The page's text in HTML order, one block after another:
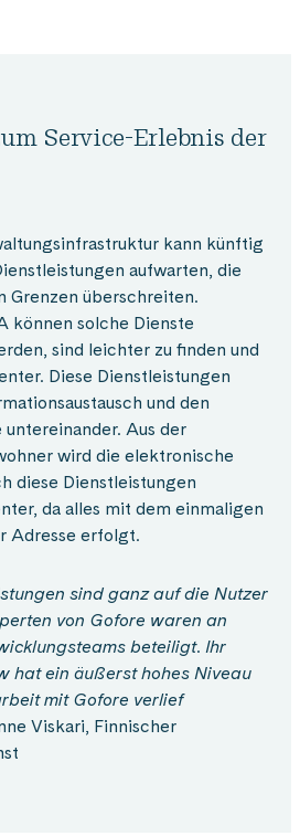
Service-Erlebnis der
kann künftig
aufwarten, die
Grenzen überschreiten.
können solche Dienste
sind leichter zu finden und
Diese Dienstleistungen
und den
Aus der
wird die elektronische
diese Dienstleistungen
da alles mit dem einmaligen
Adresse erfolgt.
sind ganz auf die Nutzer
von Gofore waren an
beteiligt. Ihr
hat ein äußerst hohes Niveau
mit Gofore verlief
Viskari, Finnischer